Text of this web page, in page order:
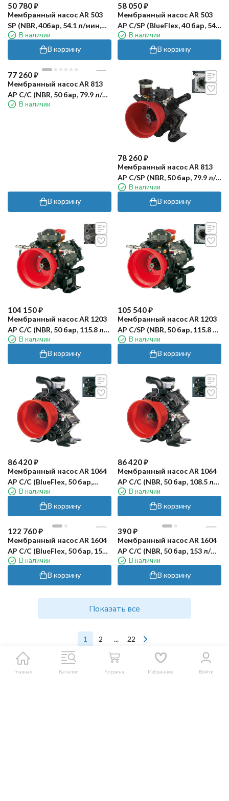
50 780₽
Мембранный насос AR 503
SP (NBR, 40бар, 54.1 л/мин,
полый вал 40 мм)
В наличии
В корзину
58 050₽
Мембранный насос AR 503
AP C/SP (BlueFlex, 40 бар, 54.1
л/мин, ВОМ 1"⅜-полый вал
В наличии
В корзину
77 260₽
Мембранный насос AR 813
AP C/C (NBR, 50 бар, 79.9 л/
мин, ВОМ 1"⅜)
В наличии
В корзину
78 260₽
Мембранный насос AR 813
AP C/SP (NBR, 50 бар, 79.9 л/
мин, ВОМ 1"⅜-полый вал
В наличии
В корзину
104 150₽
Мембранный насос AR 1203
AP C/C (NBR, 50 бар, 115.8 л/
мин, ВОМ 1"⅜)
В наличии
В корзину
105 540₽
Мембранный насос AR 1203
AP C/SP (NBR, 50 бар, 115.8 л/
мин, ВОМ 1"⅜-полый вал 40
В наличии
В корзину
86 420₽
Мембранный насос AR 1064
AP C/C (BlueFlex, 50 бар,
108.5 л/мин, ВОМ 1"⅜)
В наличии
В корзину
86 420₽
Мембранный насос AR 1064
AP C/C (NBR, 50 бар, 108.5 л/
мин, ВОМ 1"⅜)
В наличии
В корзину
122 760₽
Мембранный насос AR 1604
AP C/C (BlueFlex, 50 бар, 153
л/мин, ВОМ 1"⅜)
В наличии
В корзину
390₽
Мембранный насос AR 1604
AP C/C (NBR, 50 бар, 153 л/
мин, ВОМ 1"⅜)
В наличии
В корзину
Показать все
1 2 ... 22
Главная Каталог Корзина Избранное Войти